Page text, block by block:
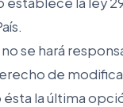
se hará
de
la última